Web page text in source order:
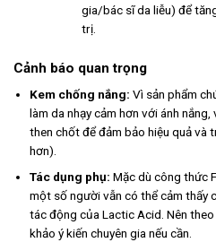
gia/bác sĩ da liễu) để
trị.
Cảnh báo quan trọng
Kem chống nắng: Vì sản phẩm
làm da nhạy cảm hơn với ánh
then chốt để đảm bảo hiệu quả và
hơn).
Tác dụng phụ: Mặc dù công thức
một số người vẫn có thể cảm thấy
tác động của Lactic Acid. Nên
khảo ý kiến chuyên gia nếu cần.